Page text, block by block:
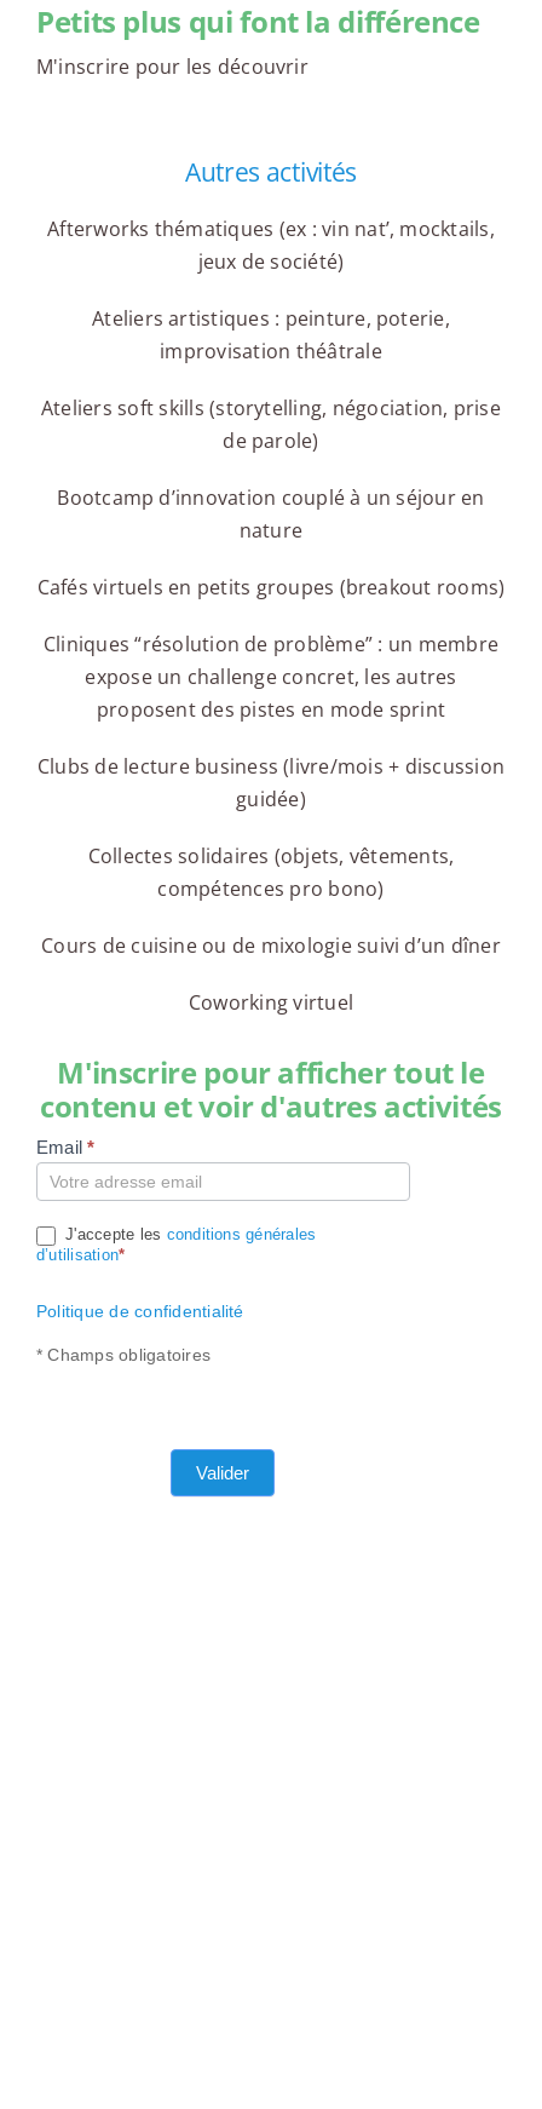
Petits plus qui font la différence
M'inscrire pour les découvrir
Autres activités
Afterworks thématiques (ex : vin nat’, mocktails,
jeux de société)
Ateliers artistiques : peinture, poterie,
improvisation théâtrale
Ateliers soft skills (storytelling, négociation, prise
de parole)
Bootcamp d’innovation couplé à un séjour en
nature
Cafés virtuels en petits groupes (breakout rooms)
Cliniques “résolution de problème” : un membre
expose un challenge concret, les autres
proposent des pistes en mode sprint
Clubs de lecture business (livre/mois + discussion
guidée)
Collectes solidaires (objets, vêtements,
compétences pro bono)
Cours de cuisine ou de mixologie suivi d’un dîner
Coworking virtuel
M'inscrire pour afficher tout le
contenu et voir d'autres activités
Compte
Email*
J'accepte les conditions générales
d’utilisation*
Politique de confidentialité
* Champs obligatoires
Valider